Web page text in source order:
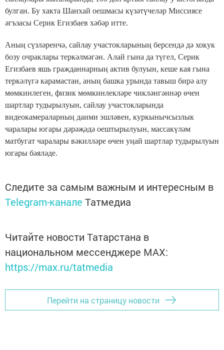
булган. Бу хакта Шанхай оешмасы күзәтүчеләр Миссиясе
әгъзасы Серик Егизбаев хәбәр итте.
Аның сүзләренчә, сайлау участокларының берсендә дә хокук
бозу очраклары теркәлмәгән. Алай гына да түгел, Серик
Егизбаев яшь гражданнарның актив булуын, кеше кая гына
теркәлүгә карамастан, аның башка урында тавыш бирә алу
мөмкинлеген, физик мөмкинлекләре чикләнгәннәр өчен
шартлар тудырылуын, сайлау участокларында
видеокамераларның даими эшләвен, куркынычсызлык
чаралары югары дәрәҗәдә оештырылуын, массакүләм
матбугат чаралары вәкилләре өчен уңай шартлар тудырылуын
югары бәяләде.
Следите за самым важным и интересным в
Telegram-канале Татмедиа
Читайте новости Татарстана в
национальном мессенджере MАХ:
https://max.ru/tatmedia
Перейти на страницу новости